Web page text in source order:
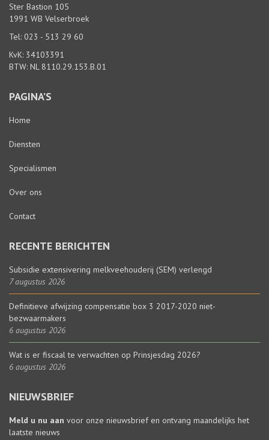
Ster Bastion 105
1991 WB Velserbroek
Tel: 023 - 513 29 60
KvK: 34103391
BTW: NL 8110.29.153.B.01
PAGINA’S
Home
Diensten
Specialismen
Over ons
Contact
RECENTE BERICHTEN
Subsidie extensivering melkveehouderij (SEM) verlengd
7 augustus 2026
Definitieve afwijzing compensatie box 3 2017-2020 niet-
bezwaarmakers
6 augustus 2026
Wat is er fiscaal te verwachten op Prinsjesdag 2026?
6 augustus 2026
NIEUWSBRIEF
Meld u nu aan voor onze nieuwsbrief en ontvang maandelijks het
laatste nieuws